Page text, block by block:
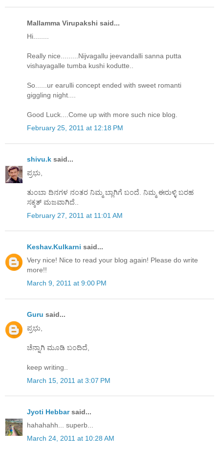
Mallamma Virupakshi said...
Hi........
Really nice.........Nijvagallu jeevandalli sanna putta
vishayagalle tumba kushi kodutte..
So......ur earulli concept ended with sweet romanti
giggling night....
Good Luck....Come up with more such nice blog.
February 25, 2011 at 12:18 PM
shivu.k said...
ಪ್ರಭು,
ತುಂಬಾ ದಿನಗಳ ನಂತರ ನಿಮ್ಮ ಬ್ಲಾಗಿಗೆ ಬಂದೆ. ನಿಮ್ಮ ಈರುಳ್ಳಿ ಬರಹ
ಸಕ್ಕತ್ ಮಜವಾಗಿದೆ..
February 27, 2011 at 11:01 AM
Keshav.Kulkarni said...
Very nice! Nice to read your blog again! Please do write
more!!
March 9, 2011 at 9:00 PM
Guru said...
ಪ್ರಭು,
ಚೆನ್ನಾಗಿ ಮೂಡಿ ಬಂದಿದೆ,
keep writing..
March 15, 2011 at 3:07 PM
Jyoti Hebbarsaid...
hahahahh... superb...
March 24, 2011 at 10:28 AM